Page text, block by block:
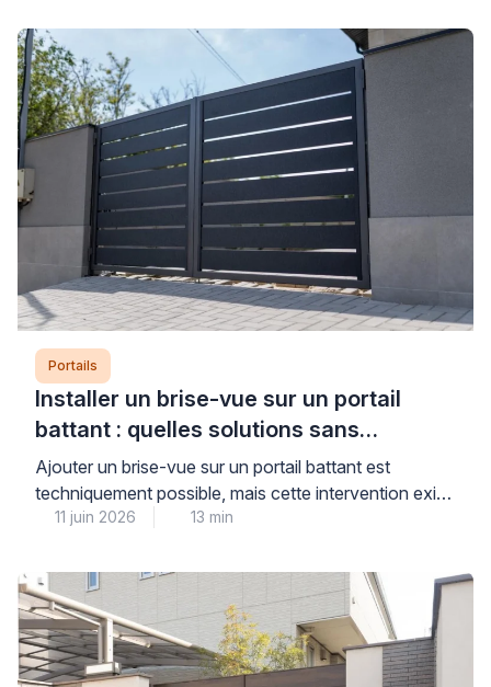
décision conditionne directement la stabilité, la
durabilité et la sécurité de votre installation sur le long
terme. Pour faire le bon choix, il convient […]
Portails
Installer un brise-vue sur un portail
battant : quelles solutions sans
aggraver l’affaissement ?
Ajouter un brise-vue sur un portail battant est
techniquement possible, mais cette intervention exige
un diagnostic préalable rigoureux pour ne pas
structure déjà sollicitée. La prise au vent et le poids
supplémentaire constituent les deux facteurs
aggravants principaux, particulièrement sur des
gonds fatigués ou des poteaux mal scellés. […]
11 juin 2026 13 min